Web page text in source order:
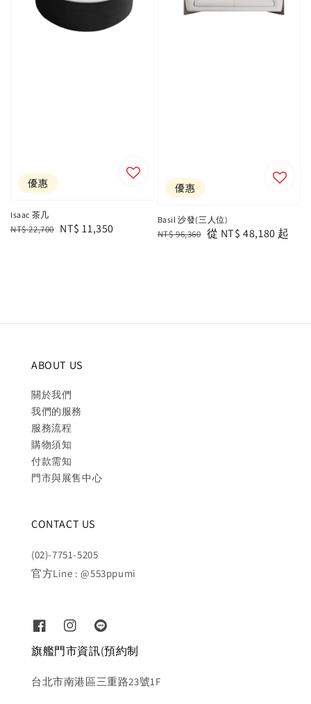
優惠
Isaac 茶几
Regular
NT$ 22,700 Sale
NT$ 11,350
優惠
Basil 沙發(三人位)
Regular
NT$ 96,360 Sale
從 NT$ 48,180 起
ABOUT US
關於我們
我們的服務
服務流程
購物須知
付款需知
門市與展售中心
CONTACT US
(02)-7751-5205
官方Line : @553ppumi
旗艦門市資訊(預約制
台北市南港區三重路23號1F